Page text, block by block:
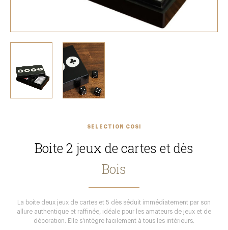
SÉLECTION COSI
Boite 2 jeux de cartes et dès
Bois
La boite deux jeux de cartes et 5 dès séduit immédiatement par son
allure authentique et raffinée, idéale pour les amateurs de jeux et de
décoration. Elle s'intègre facilement à tous les intérieurs.